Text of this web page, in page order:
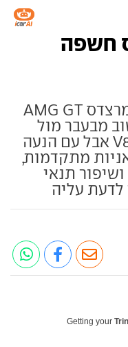
חשפה
אחרי כמעט עשור חושפת מרצדס AMG GT
מבעבר מול
פורשה 911. עדיין עם מנוע V8 אבל עם הנעה
מתקדמות,
תנאי
לדעת עליה
Getting your